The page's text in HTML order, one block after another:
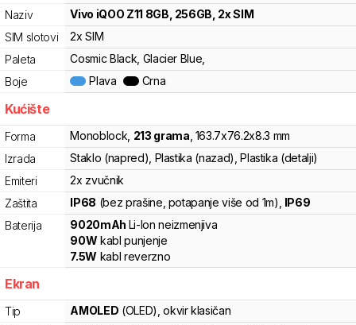
Naziv
Vivo iQOO Z11 8GB, 256GB, 2x SIM
SIM slotovi
2x SIM
Paleta
Cosmic Black, Glacier Blue,
Boje
Plava Crna
Kućište
Forma Monoblock 213 grama 163.7x76.2x8.3 mm
Izrada
Staklo (napred), Plastika (nazad), Plastika (detalji)
Emiteri
2x zvučnik
Zaštita
IP68 (bez prašine, potapanje više od 1m) IP69
Baterija
9020mAh Li-Ion neizmenjiva
90W kabl punjenje
7.5W kabl reverzno
Ekran
Tip AMOLED (OLED) , okvir klasičan